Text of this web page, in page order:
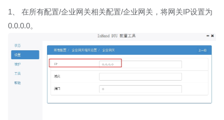
1、 在所有配置/企业网关相关配置/企业网关，将网关IP设置为
0.0.0.0。